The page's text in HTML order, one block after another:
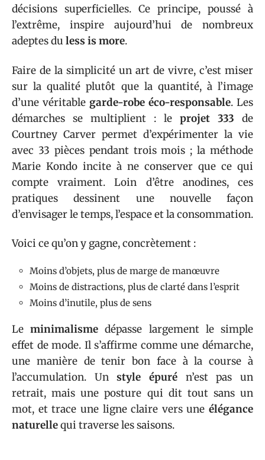
décisions superficielles. Ce principe, poussé à
l’extrême, inspire aujourd’hui de nombreux
adeptes du less is more.
Faire de la simplicité un art de vivre, c’est miser
sur la qualité plutôt que la quantité, à l’image
d’une véritable garde-robe éco-responsable. Les
démarches se multiplient : le projet 333 de
Courtney Carver permet d’expérimenter la vie
avec 33 pièces pendant trois mois ; la méthode
Marie Kondo incite à ne conserver que ce qui
compte vraiment. Loin d’être anodines, ces
pratiques dessinent une nouvelle façon
d’envisager le temps, l’espace et la consommation.
Voici ce qu’on y gagne, concrètement :
Moins d’objets, plus de marge de manœuvre
Moins de distractions, plus de clarté dans l’esprit
Moins d’inutile, plus de sens
Leminimalisme dépasse largement le simple
effet de mode. Il s’affirme comme une démarche,
une manière de tenir bon face à la course à
l’accumulation. Unstyle épuré n’est pas un
retrait, mais une posture qui dit tout sans un
mot, et trace une ligne claire vers une élégance
naturellequi traverse les saisons.